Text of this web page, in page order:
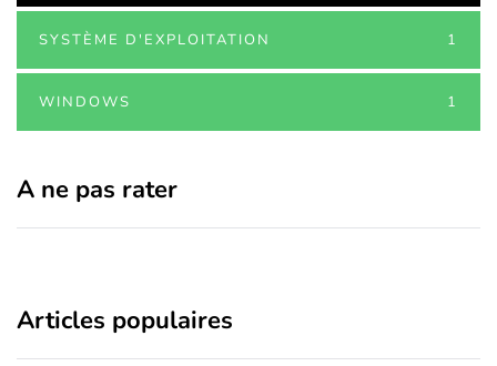
SYSTÈME D'EXPLOITATION 1
WINDOWS 1
A ne pas rater
Articles populaires